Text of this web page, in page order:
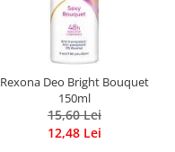
Rexona Deo Bright Bouquet
150ml
15,60 Lei
12,48 Lei